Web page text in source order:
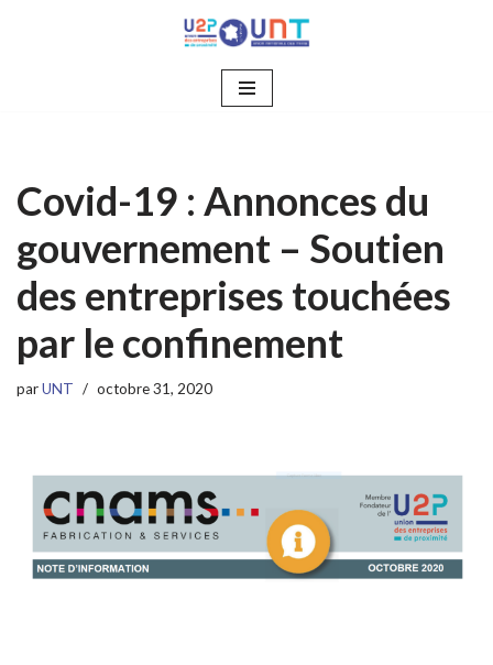
Covid-19 : Annonces du
gouvernement – Soutien
des entreprises touchées
par le confinement
parUNT octobre 31, 2020